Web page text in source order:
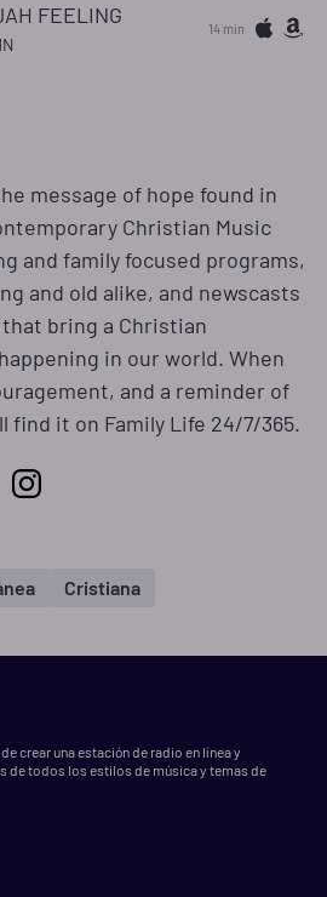
FEELING 14 min
message of hope found in
Christian Music
and family focused programs,
and old alike, and newscasts
bring a Christian
in our world. When
and a reminder of
find it on Family Life 24/7/365.
Cristiana
crear una estación de radio en línea y
de todos los estilos de música y temas de